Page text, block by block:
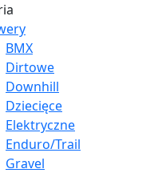
BMX
Dirtowe
Downhill
Dziecięce
Elektryczne
Enduro/Trail
Gravel